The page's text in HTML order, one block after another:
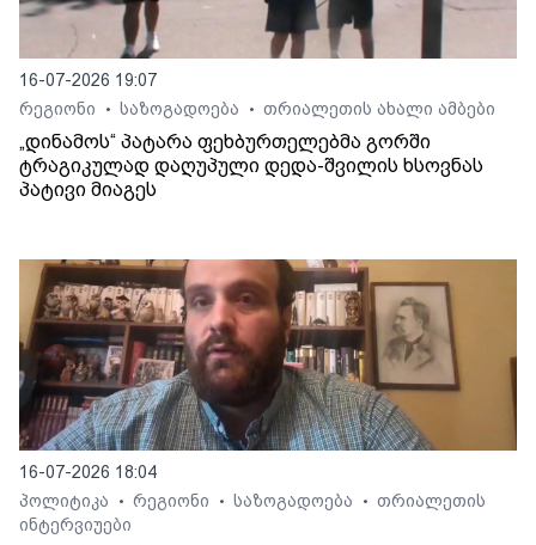
16-07-2026 19:07
რეგიონი
• საზოგადოება • თრიალეთის ახალი ამბები
„დინამოს“ პატარა ფეხბურთელებმა გორში
ტრაგიკულად დაღუპული დედა-შვილის ხსოვნას
პატივი მიაგეს
16-07-2026 18:04
პოლიტიკა
• რეგიონი • საზოგადოება • თრიალეთის
ინტერვიუები